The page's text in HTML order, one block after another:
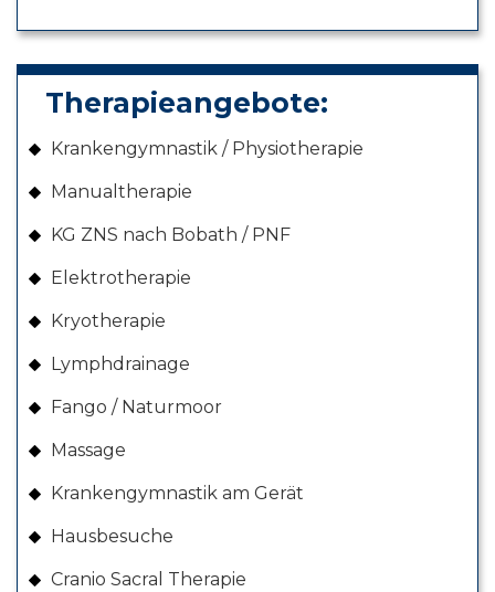
Therapieangebote:
Krankengymnastik / Physiotherapie
Manualtherapie
KG ZNS nach Bobath / PNF
Elektrotherapie
Kryotherapie
Lymphdrainage
Fango / Naturmoor
Massage
Krankengymnastik am Gerät
Hausbesuche
Cranio Sacral Therapie